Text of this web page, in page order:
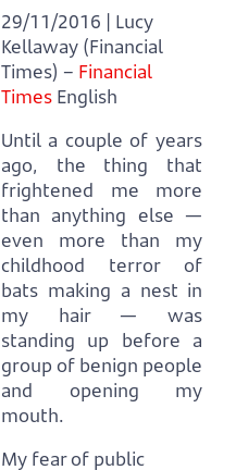
29/11/2016 | Lucy
Kellaway (Financial
Times) – Financial
Times English
Until a couple of years
ago, the thing that
frightened me more
than anything else —
even more than my
childhood terror of
bats making a nest in
my hair —
was
standing up before a
group of benign people
and opening my
mouth.
My fear of public